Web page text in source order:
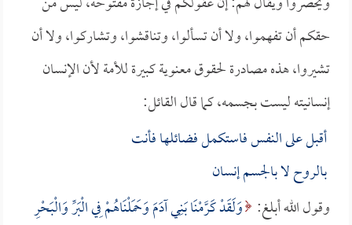
حقكم أن تفهموا، ولا أن تسألوا، وتناقشوا، وتشاركوا، ولا أن
تشيروا، هذه مصادرة لحقوق معنوية كبيرة للأمة لأن الإنسان
إنسانيته ليست بجسمه، كما قال القائل:
أقبل على النفس فاستكمل فضائلها فأنت
بالروح لا بالجسم إنسان
وقول الله أبلغ: وَلَقَدْ كَرَّمْنَا بَنِي آدَمَ وَحَمَلْنَاهُمْ فِي الْبَرِّ وَالْبَحْرِ